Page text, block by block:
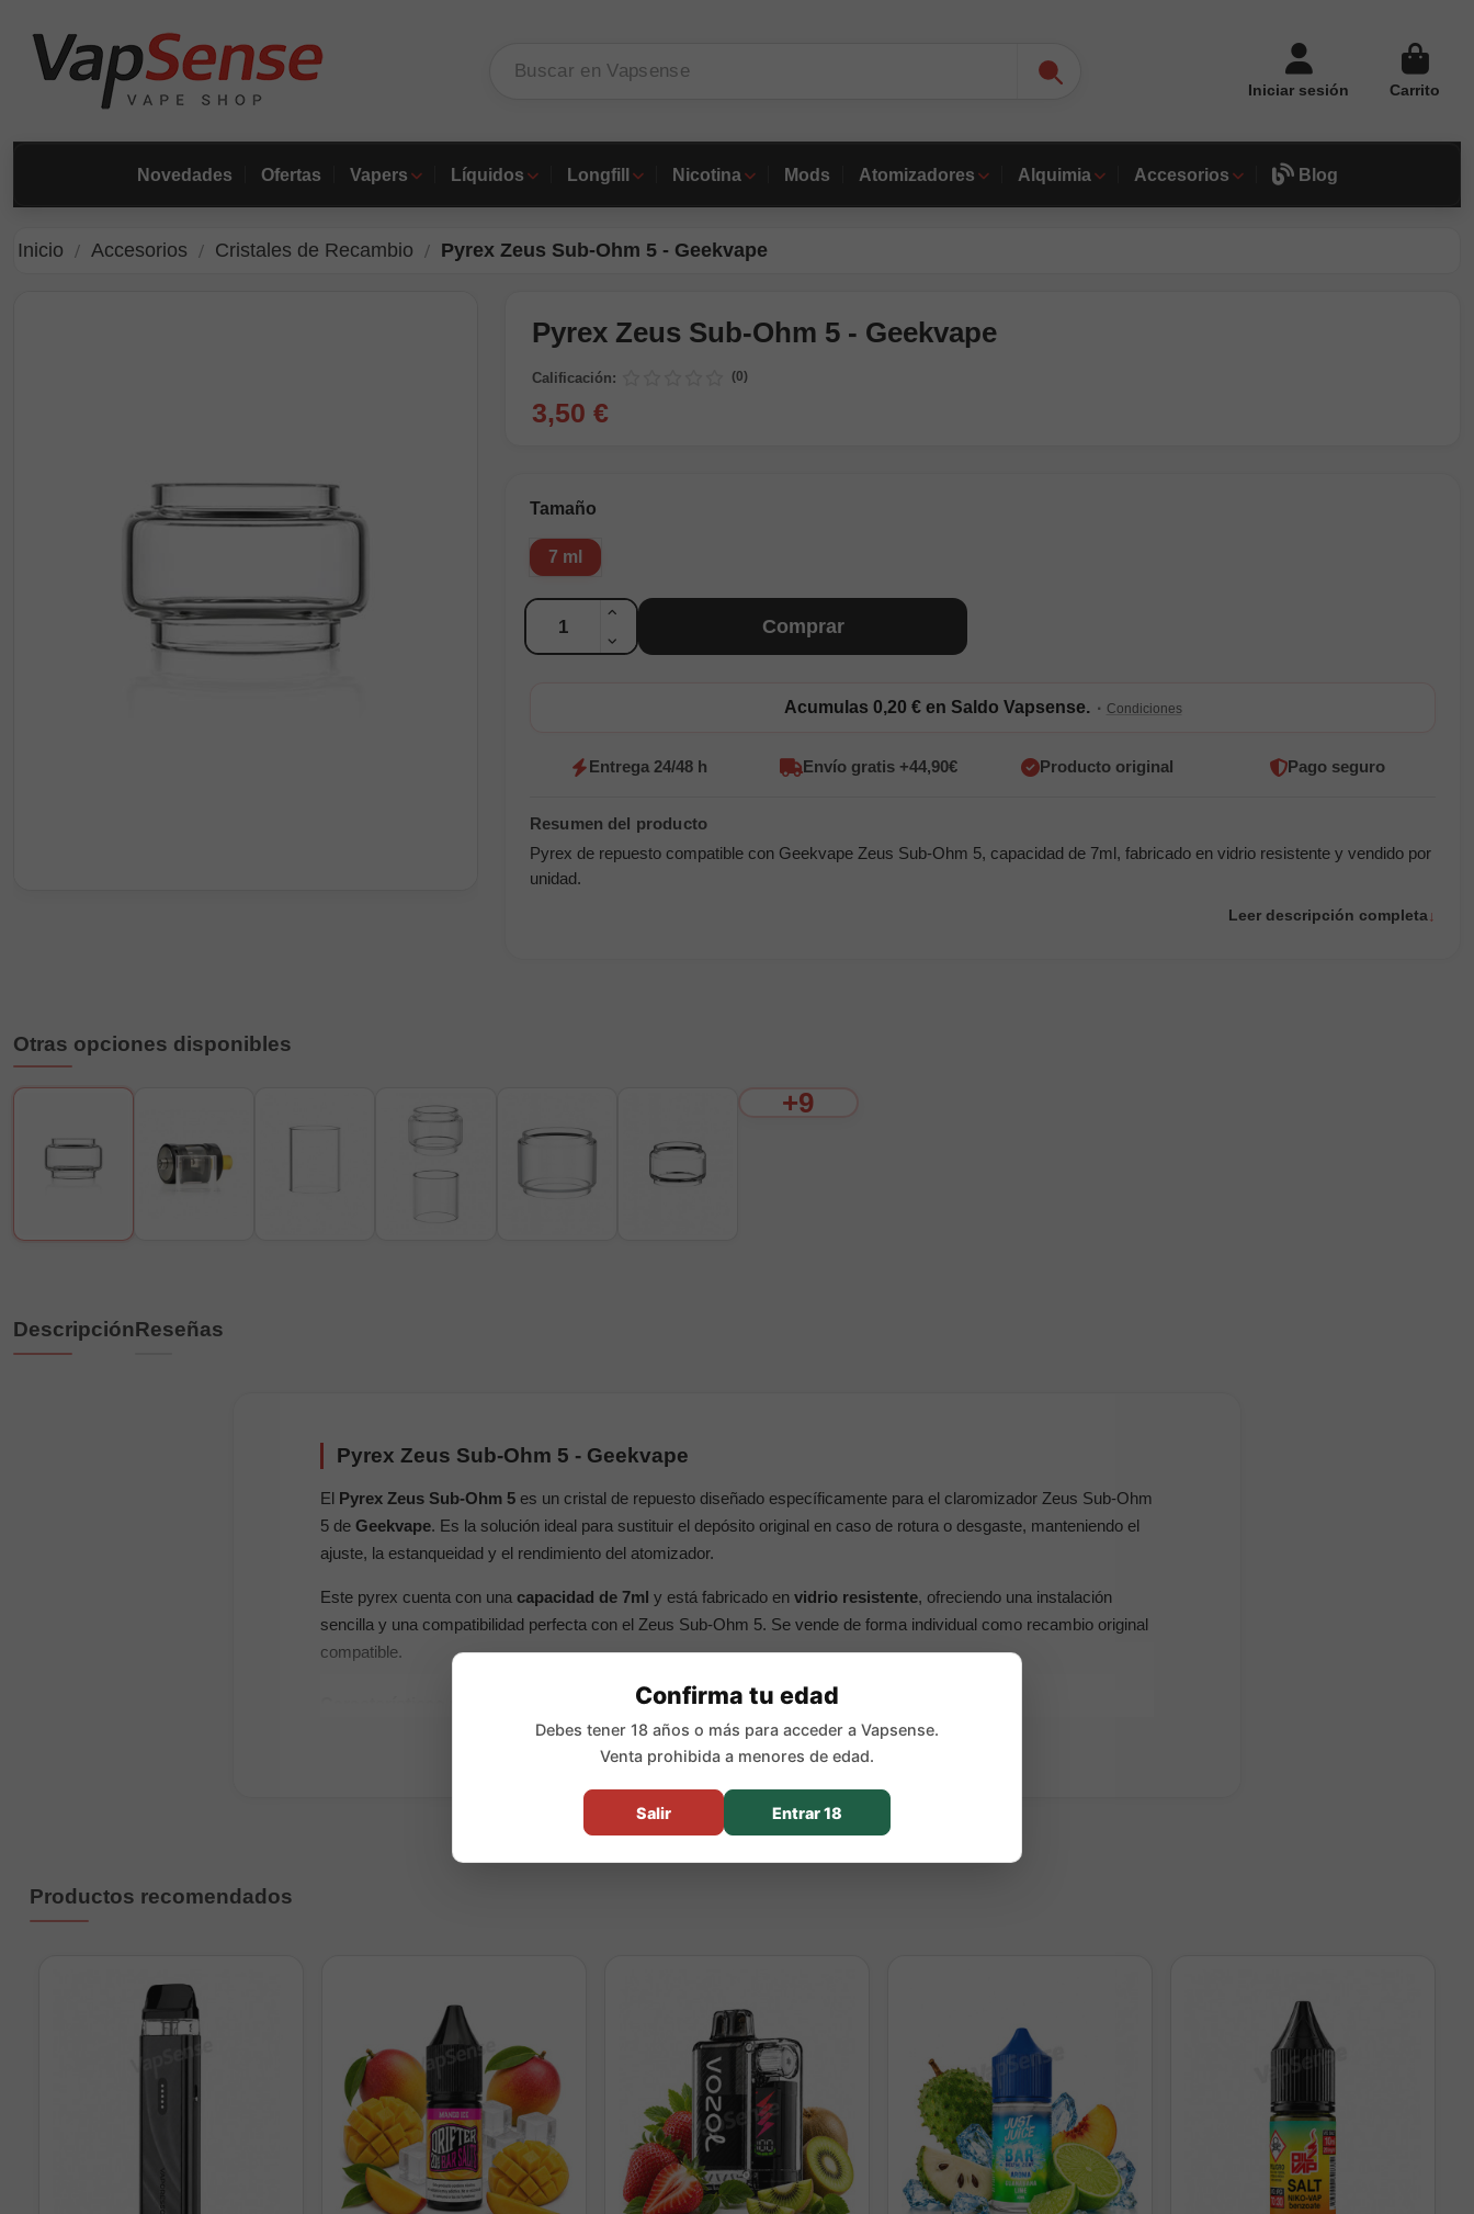
Iniciar sesión Carrito
Novedades Ofertas Vapers Líquidos Longfill Nicotina Mods Atomizadores Alquimia Accesorios Blog
Inicio Accesorios Cristales de Recambio Pyrex Zeus Sub-Ohm 5 - Geekvape
Pyrex Zeus Sub-Ohm 5 - Geekvape
Calificación: (0)
3,50 €
Tamaño
7 ml
Cantidad
Comprar
Acumulas 0,20 € en Saldo Vapsense. · Condiciones
Entrega 24/48 h Envío gratis +44,90€ Producto original Pago seguro
Pyrex de repuesto compatible con Geekvape Zeus Sub-Ohm 5, capacidad de 7ml, fabricado en vidrio resistente y vendido por
unidad.
Leer descripción completa
Otras opciones disponibles
+9
DescripciónReseñas
Pyrex Zeus Sub-Ohm 5 - Geekvape
El Pyrex Zeus Sub-Ohm 5 es un cristal de repuesto diseñado específicamente para el claromizador Zeus Sub-Ohm
5 de Geekvape. Es la solución ideal para sustituir el depósito original en caso de rotura o desgaste, manteniendo el
ajuste, la estanqueidad y el rendimiento del atomizador.
Este pyrex cuenta con una capacidad de 7ml y está fabricado en vidrio resistente, ofreciendo una instalación
sencilla y una compatibilidad perfecta con el Zeus Sub-Ohm 5. Se vende de forma individual como recambio original
compatible.
Tipo: Pyrex de repuesto para claromizador
Material: Vidrio resistente
Repuesto específico para Zeus Sub-Ohm 5.
Permite sustituir el cristal sin cambiar el claromizador.
Vidrio resistente y duradero.
Instalación rápida sin herramientas.
Solución económica frente a la compra del tanque completo.
Productos recomendados
Confirma tu edad
Debes tener 18 años o más para acceder a Vapsense.
Venta prohibida a menores de edad.
Salir Entrar 18